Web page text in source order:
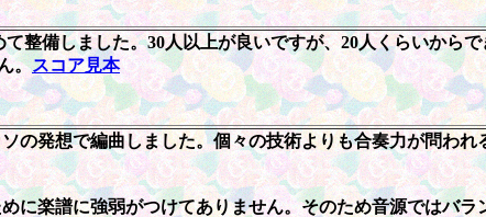
整備しました。30人以上が良いですが、20人くらいから
。スコア見本
の発想で編曲しました。個々の技術よりも合奏力が問われ
に楽譜に強弱がつけてありません。そのため音源ではバラ